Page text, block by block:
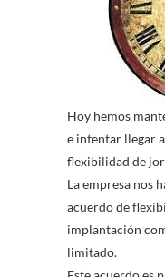
Hoy hemos
e intentar llegar
flexibilidad de
La empresa nos
acuerdo de
implantación
limitado.